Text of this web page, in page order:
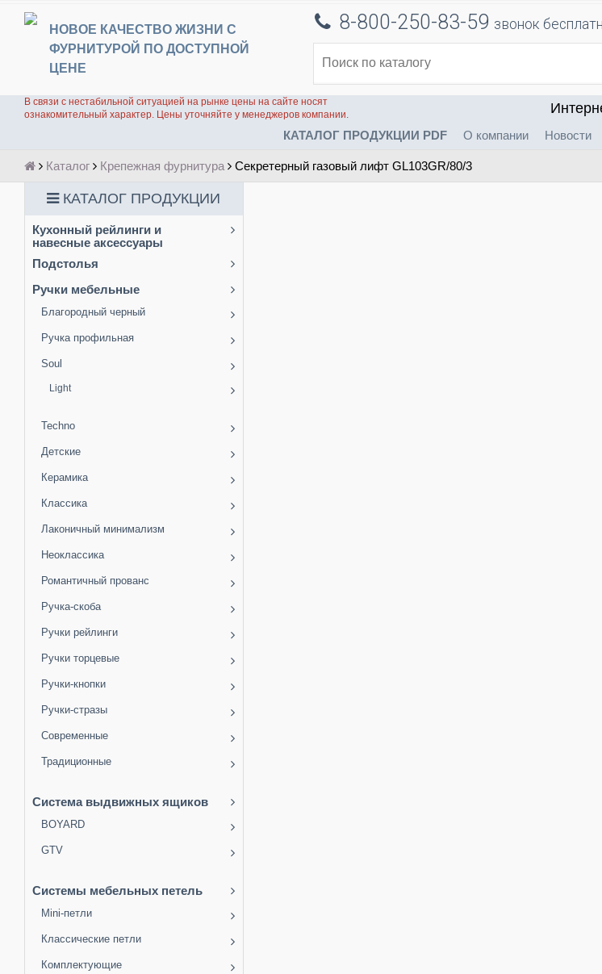
НОВОЕ КАЧЕСТВО ЖИЗНИ С
ФУРНИТУРОЙ ПО ДОСТУПНОЙ
ЦЕНЕ
8-800-250-83-59 звонок
В связи с нестабильной ситуацией на рынке цены на сайте носят
ознакомительный характер. Цены уточняйте у менеджеров компании.
КАТАЛОГ ПРОДУКЦИИ PDF О компании Новости
Каталог Крепежная фурнитура Секретерный газовый лифт GL103GR/80/3
КАТАЛОГ ПРОДУКЦИИ
Кухонный рейлинги и
навесные аксессуары
Подстолья
Ручки мебельные
Благородный черный
Ручка профильная
Soul
Light
Techno
Детские
Керамика
Классика
Лаконичный минимализм
Неоклассика
Романтичный прованс
Ручка-скоба
Ручки рейлинги
Ручки торцевые
Ручки-кнопки
Ручки-стразы
Современные
Традиционные
Система выдвижных ящиков
BOYARD
GTV
Системы мебельных петель
Mini-петли
Классические петли
Комплектующие